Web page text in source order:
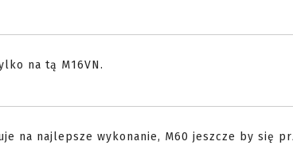
na tą M16VN.
na najlepsze wykonanie, M60 jeszcze by się